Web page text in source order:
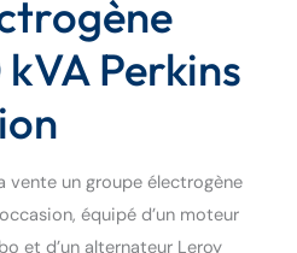
Perkins
vente un groupe électrogène
équipé d’un moteur
et d’un alternateur Leroy